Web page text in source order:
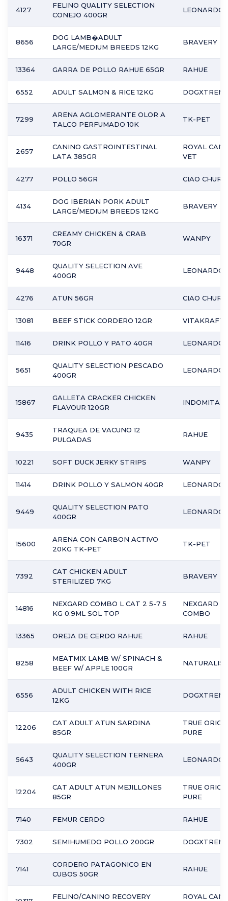
4127
FELINO QUALITY SELECTION
CONEJO 400GR
LEONARDO
8656
DOG LAMB�ADULT
LARGE/MEDIUM BREEDS 12KG
BRAVERY
13364 GARRA DE POLLO RAHUE 65GR RAHUE
6552 ADULT SALMON & RICE 12KG
7299
ARENA AGLOMERANTE OLOR A
TALCO PERFUMADO 10K
TK-PET
2657
CANINO GASTROINTESTINAL
LATA 385GR
ROYAL
VET
4277 POLLO 56GR CIAO CHURU
4134
DOG IBERIAN PORK ADULT
LARGE/MEDIUM BREEDS 12KG
BRAVERY
16371
CREAMY CHICKEN & CRAB
70GR
WANPY
9448
QUALITY SELECTION AVE
400GR
LEONARDO
4276 ATUN 56GR CIAO CHURU
13081 BEEF STICK CORDERO 12GR VITAKRAFT
11416 DRINK POLLO Y PATO 40GR LEONARDO
5651
QUALITY SELECTION PESCADO
400GR
LEONARDO
15867
GALLETA CRACKER CHICKEN
FLAVOUR 120GR
9435
TRAQUEA DE VACUNO 12
PULGADAS
RAHUE
10221 SOFT DUCK JERKY STRIPS WANPY
11414 DRINK POLLO Y SALMON 40GR LEONARDO
9449
QUALITY SELECTION PATO
400GR
LEONARDO
15600
ARENA CON CARBON ACTIVO
20KG TK-PET
TK-PET
7392
CAT CHICKEN ADULT
STERILIZED 7KG
BRAVERY
14816
NEXGARD COMBO L CAT 2 5-7 5
KG 0.9ML SOL TOP
NEXGARD
COMBO
13365 OREJA DE CERDO RAHUE RAHUE
8258
MEATMIX LAMB W/ SPINACH &
BEEF W/ APPLE 100GR
6556
ADULT CHICKEN WITH RICE
12KG
12206
CAT ADULT ATUN SARDINA
85GR
TRUE
PURE
5643
QUALITY SELECTION TERNERA
400GR
LEONARDO
12204
CAT ADULT ATUN MEJILLONES
85GR
TRUE
PURE
7140 FEMUR CERDO RAHUE
7302 SEMIHUMEDO POLLO 200GR
7141
CORDERO PATAGONICO EN
CUBOS 50GR
RAHUE
FELINO/CANINO RECOVERY ROYAL